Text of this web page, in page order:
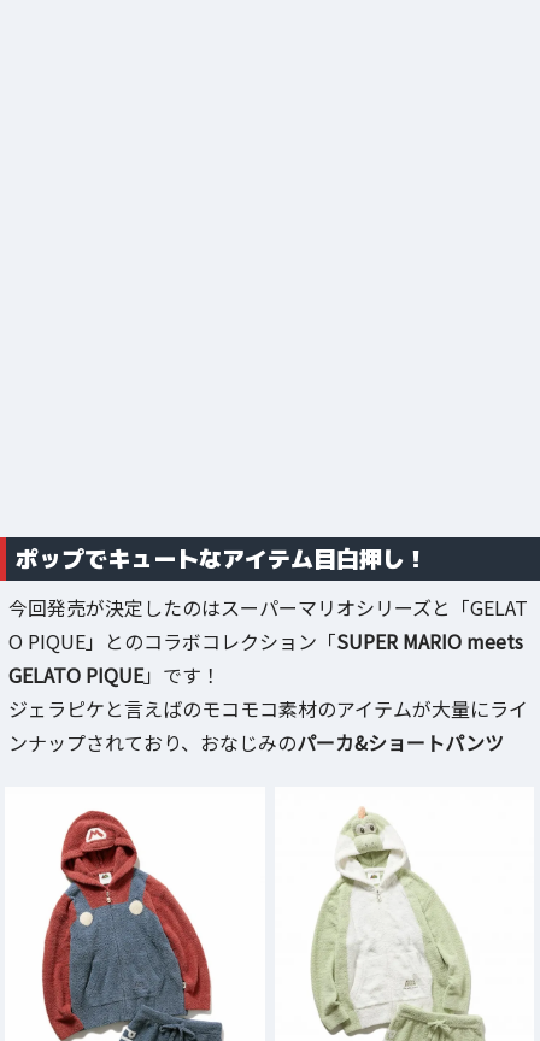
ポップでキュートなアイテム目白押し！
今回発売が決定したのはスーパーマリオシリーズと「GELAT
O PIQUE」とのコラボコレクション「SUPER MARIO meets
GELATO PIQUE」です！
ジェラピケと言えばのモコモコ素材のアイテムが大量にライ
ンナップされており、おなじみのパーカ&ショートパンツ